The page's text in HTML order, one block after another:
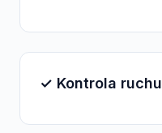
✓ Kontrola ruchu